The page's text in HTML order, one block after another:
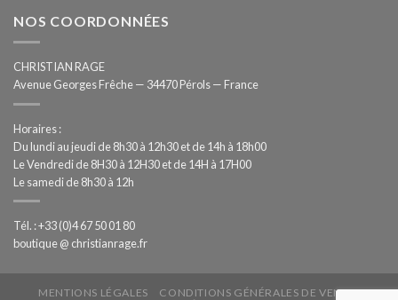
NOS COORDONNÉES
CHRISTIAN RAGE
Avenue Georges Frêche — 34470 Pérols — France
Horaires :
Du lundi au jeudi de 8h30 à 12h30 et de 14h à 18h00
Le Vendredi de 8H30 à 12H30 et de 14H à 17H00
Le samedi de 8h30 à 12h
Tél. : +33 (0)4 67 50 01 80
boutique @ christianrage.fr
MENTIONS LÉGALES
CONDITIONS GÉNÉRALES DE VENTE